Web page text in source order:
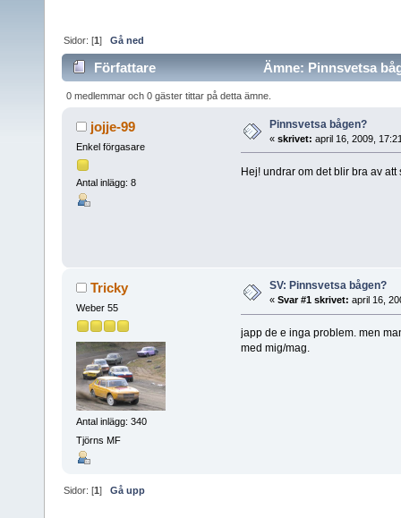
Sidor: [1]Gå ned
Författare Ämne: Pinnsvetsa
0 medlemmar och 0 gäster tittar på detta ämne.
jojje-99
Enkel förgasare
Antal inlägg: 8
Pinnsvetsa bågen?
« skrivet: april 16, 2009,
Hej! undrar om det blir bra av
Tricky
Weber 55
Antal inlägg: 340
Tjörns MF
SV: Pinnsvetsa bågen?
« Svar #1 skrivet: april 16,
japp de e inga problem. men
med mig/mag.
Sidor: [1]Gå upp